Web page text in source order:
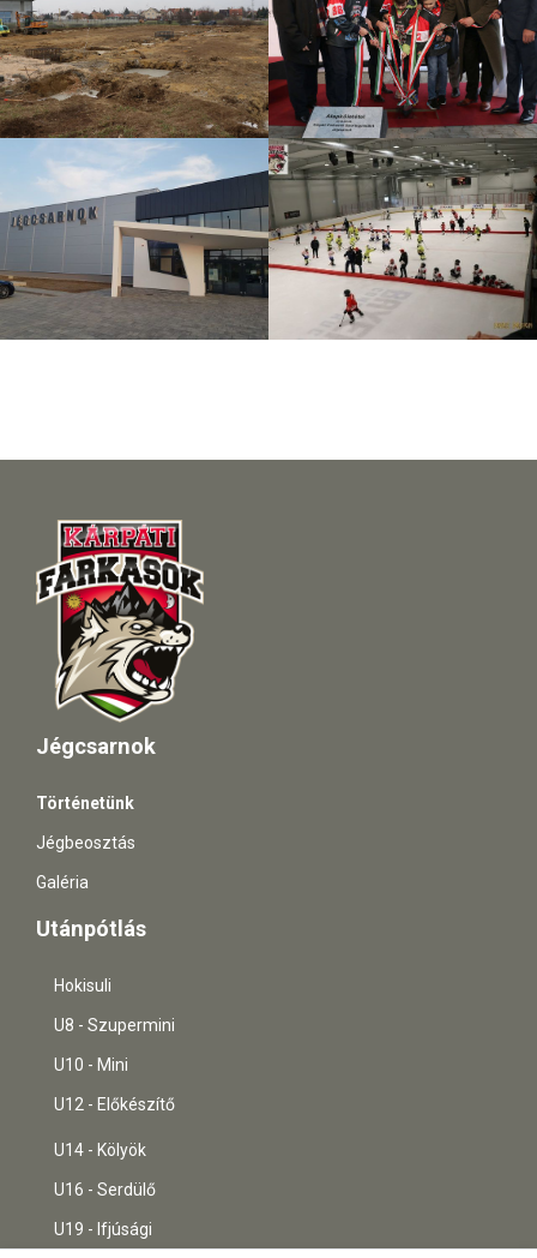
Jégcsarnok
Történetünk
Jégbeosztás
Galéria
Utánpótlás
Hokisuli
U8 - Szupermini
U10 - Mini
U12 - Előkészítő
U14 - Kölyök
U16 - Serdülő
U19 - Ifjúsági